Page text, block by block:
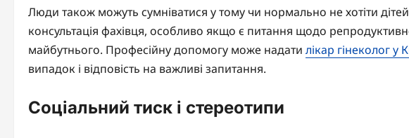
Люди також можуть сумніватися у тому чи нормально не хотіти
консультація фахівця, особливо якщо є питання щодо
майбутнього. Професійну допомогу може надати лікар гінеколог у
випадок і відповість на важливі запитання.
Соціальний тиск і стереотипи